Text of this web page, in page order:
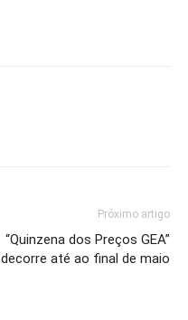
Próximo artigo
“Quinzena dos Preços GEA”
decorre até ao final de maio